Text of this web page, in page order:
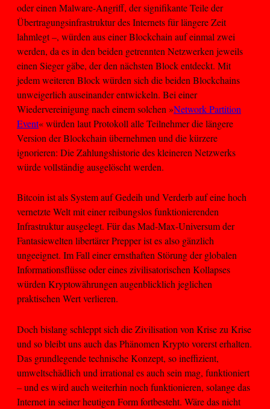
oder einen Malware-Angriff, der signifikante Teile der
Übertragungsinfrastruktur des Internets für längere Zeit
lahmlegt –, würden aus einer Blockchain auf einmal zwei
werden, da es in den beiden getrennten Netzwerken jeweils
einen Sieger gäbe, der den nächsten Block entdeckt. Mit
jedem weiteren Block würden sich die beiden Blockchains
unweigerlich auseinander entwickeln. Bei einer
Wiedervereinigung nach einem solchen »Network Partition
Event« würden laut Protokoll alle Teilnehmer die längere
Version der Blockchain übernehmen und die kürzere
ignorieren: Die Zahlungshistorie des kleineren Netzwerks
würde vollständig ausgelöscht werden.
Bitcoin ist als System auf Gedeih und Verderb auf eine hoch
vernetzte Welt mit einer reibungslos funktionierenden
Infrastruktur ausgelegt. Für das Mad-Max-Universum der
Fantasiewelten libertärer Prepper ist es also gänzlich
ungeeignet. Im Fall einer ernsthaften Störung der globalen
Informationsflüsse oder eines zivilisatorischen Kollapses
würden Kryptowährungen augenblicklich jeglichen
praktischen Wert verlieren.
Doch bislang schleppt sich die Zivilisation von Krise zu Krise
und so bleibt uns auch das Phänomen Krypto vorerst erhalten.
Das grundlegende technische Konzept, so ineffizient,
umweltschädlich und irrational es auch sein mag, funktioniert
– und es wird auch weiterhin noch funktionieren, solange das
Internet in seiner heutigen Form fortbesteht. Wäre das nicht